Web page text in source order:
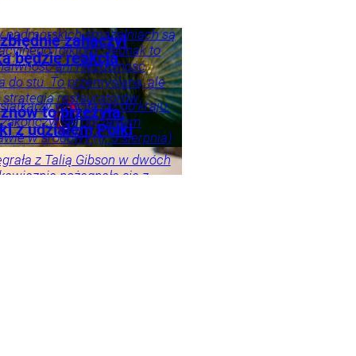
nadmorskich smażalniach są
folkloru. Jednak to
ani niezdolność
do stu. To przemyślana, ale
restauratorów
Tylko
zahaczył
będzie reakcja
wróciła już do kraju.
się oficjalnym
w środowy (tj. 5 sierpnia)
to przeżyła.
z udziałem Polki
z Talią Gibson w dwóch
pożegnała się z